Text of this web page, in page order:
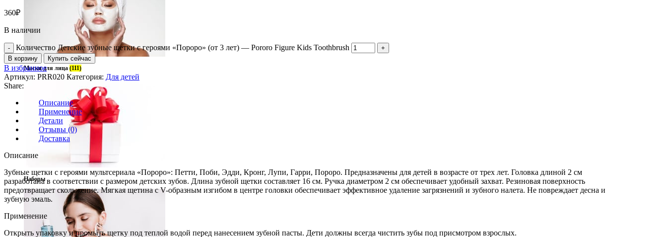
Маски для лица (111)
Наборы
360₽
В наличии
Количество Детские зубные щетки с героями «Пороро» (от 3 лет) — Pororo Figure Kids Toothbrush
В корзину Купить сейчас
В избранное
Артикул: PRR020 Категория: Для детей
Share:
Описание
Применение
Детали
Отзывы (0)
Доставка
Описание
Зубные щетки с героями мультсериала «Пороро»: Петти, Поби, Эдди, Кронг, Лупи, Гарри, Пороро. Предназначены для детей в возрасте от трех лет. Головка длиной 2 см
разработана в соответствии с размером детских зубов. Длина зубной щетки составляет 16 см. Ручка диаметром 2 см обеспечивает удобный захват. Резиновая поверхность
предотвращает скольжение. Мягкая щетина с V-образным изгибом в центре головки обеспечивает эффективное удаление загрязнений и зубного налета. Не повреждает десна и
зубную эмаль.
Применение
Открыть упаковку и промыть щетку под теплой водой перед нанесением зубной пасты. Дети должны всегда чистить зубы под присмотром взрослых.